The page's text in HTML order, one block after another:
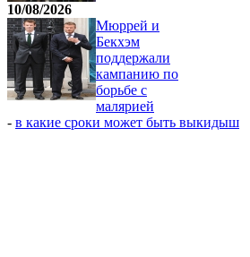
10/08/2026
Мюррей и
Бекхэм
поддержали
кампанию по
борьбе с
малярией
- в какие сроки может быть выкидыш